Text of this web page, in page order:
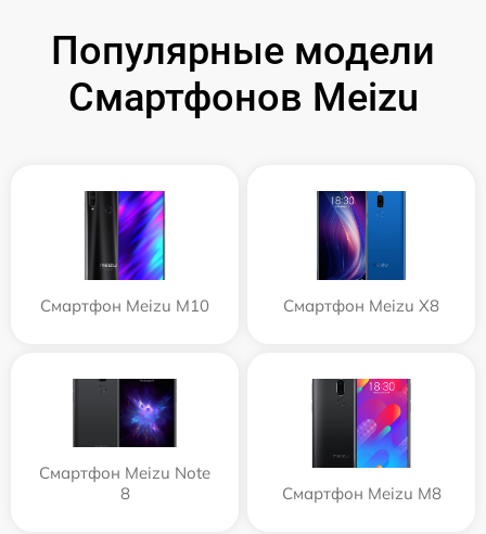
Популярные модели
Смартфонов Meizu
Смартфон Meizu M10 Смартфон Meizu X8
Смартфон Meizu Note
8
Смартфон Meizu M8